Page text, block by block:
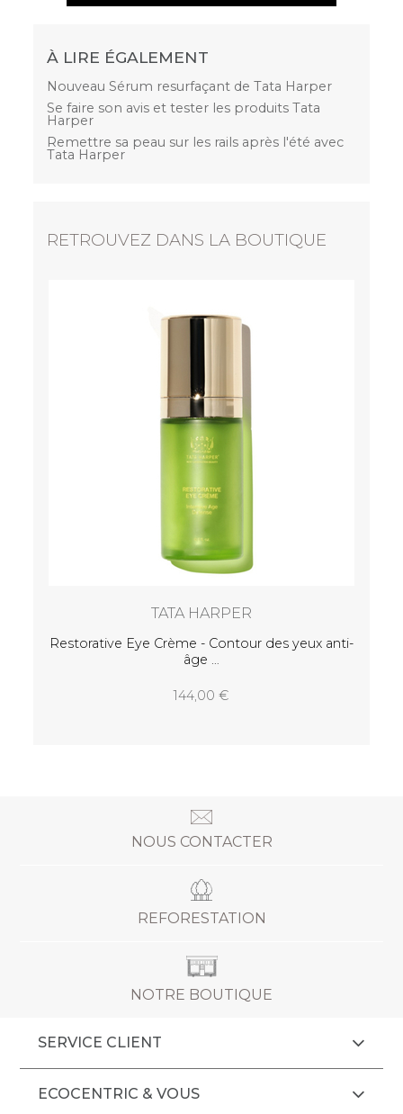
À LIRE ÉGALEMENT
Nouveau Sérum resurfaçant de Tata Harper
Se faire son avis et tester les produits Tata
Harper
Remettre sa peau sur les rails après l'été avec
Tata Harper
RETROUVEZ DANS LA BOUTIQUE
TATA HARPER
Restorative Eye Crème - Contour des yeux anti-
ge
144,00
NOUS CONTACTER
REFORESTATION
NOTRE BOUTIQUE
SERVICE CLIENT
ECOCENTRIC & VOUS